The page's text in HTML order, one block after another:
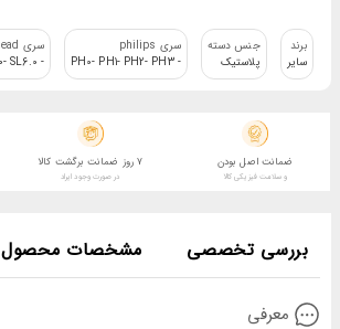
برند
سایر
جنس دسته
پلاستیک
سری philips
- PH0- PH1- PH2- PH3
سری flathead
- SL3.0- SL5.0- SL6.0
ضمانت اصل بودن
و سلامت فیزیکی کالا
7 روز ضمانت برگشت کالا
در صورت وجود ایراد
بررسی تخصصی مشخصات محصول
معرفی